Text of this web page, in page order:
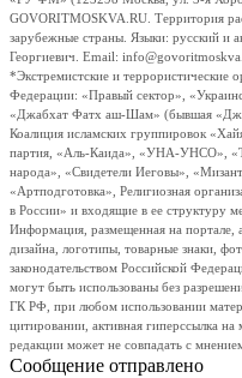
GOVORITMOSKVA.RU. Территория
зарубежные страны. Языки: русский и
Георгиевич. Email:
*Экстремистские и террористические
Федерации: «Правый сектор»,
«Джабхат Фатх аш-Шам» (бывшая
Коалиция исламских группировок
партия, «Аль-Каида», «УНА-УНСО»,
народа», «Свидетели Иеговы»,
«Артподготовка», Религиозная
в России» и входящие в ее структуру
Информация, размещенная на портале,
дизайна, логотипы, товарные знаки,
законодательством Российской
могут быть использованы без
ГК РФ, при любом использовании
цитировании, активная гиперссылка на
редакции может не совпадать с
Сообщение отправлено